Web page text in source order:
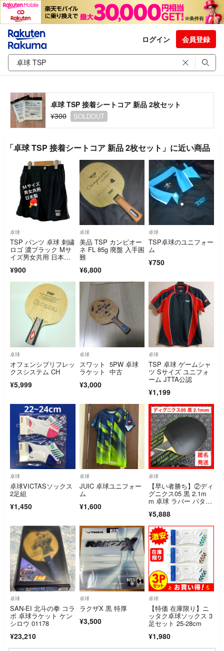
ログイン 会員登録
卓球 TSP 接着シートコア 新品 2枚セット
¥300
SOLDOUT
「卓球 TSP 接着シートコア 新品 2枚セット」に近い商品
卓球
TSP パンツ 卓球 刺繍
ロゴ 濃ブラック Mサ
イズ男女共用 日本製
¥900
卓球
美品 TSP カンピオー
ネ FL 85g 廃盤 入手困
難
¥6,800
卓球
TSP卓球のユニフォー
ム
¥750
卓球
オフェンシブリフレッ
クスシステム CH
¥5,999
卓球
スワット 5PW 卓球
ラケット 中古
¥3,000
卓球
TSP 卓球 ゲームシャ
ツ Sサイズ ユニフォ
ーム JTTA公認
¥1,199
卓球
卓球VICTASソックス
2足組
¥1,450
卓球
JUIC 卓球ユニフォー
ム
¥1,600
卓球
【早い者勝ち】②ディ
グニクス05 黒 2.1m
m 卓球 ラバー バタフ
¥5,888
卓球
SAN-EI 北斗の拳 コラ
ボ 卓球ラケット ケン
シロウ 01178
¥23,210
卓球
ラクザX 黒 特厚
¥3,500
卓球
【特価 在庫限り】ニ
ッタク卓球ソックス 3
足セット 25-28cm
¥1,980